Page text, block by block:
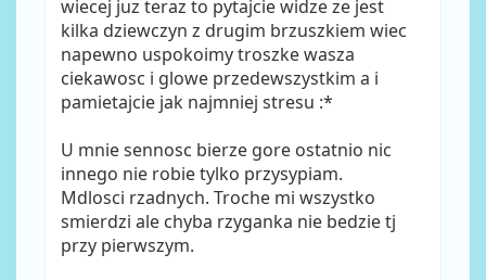
wiecej juz teraz to pytajcie widze ze jest
kilka dziewczyn z drugim brzuszkiem wiec
napewno uspokoimy troszke wasza
ciekawosc i glowe przedewszystkim a i
pamietajcie jak najmniej stresu :*
U mnie sennosc bierze gore ostatnio nic
innego nie robie tylko przysypiam.
Mdlosci rzadnych. Troche mi wszystko
smierdzi ale chyba rzyganka nie bedzie tj
przy pierwszym.